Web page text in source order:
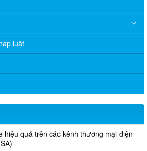
luật
khí trên địa bàn tỉnh năm 2025 (nhắc lần
lý tài sản công theo hình thức chỉ định
thầu thực hiện gói thầu: “tổ chức tập
hiệu quả trên các kênh thương mại điện